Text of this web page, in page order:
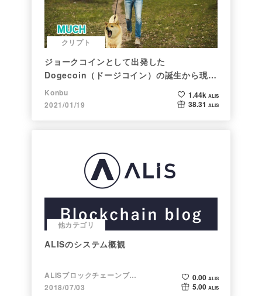
クリプト
ジョークコインとして出発した
Dogecoin（ドージコイン）の誕生から現在
まで。注目される非証券性🐶
Konbu
2021/01/19
1.44k ALIS
38.31 ALIS
他カテゴリ
ALISのシステム概観
ALISブロックチェーンブログ
2018/07/03
0.00 ALIS
5.00 ALIS